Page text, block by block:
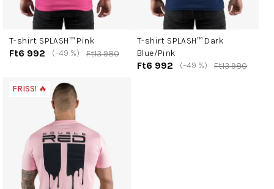
T-shirt SPLASH™ Pink
Ft6 992 Ft13 980
(–49 %)
T-shirt SPLASH™ Dark
Blue/Pink
Ft6 992 Ft13 980
(–49 %)
FRISS! 🔥